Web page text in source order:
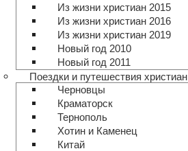
Из жизни христиан 2015
Из жизни христиан 2016
Из жизни христиан 2019
Новый год 2010
Новый год 2011
Поездки и путешествия христиан
Черновцы
Краматорск
Тернополь
Хотин и Каменец
Китай